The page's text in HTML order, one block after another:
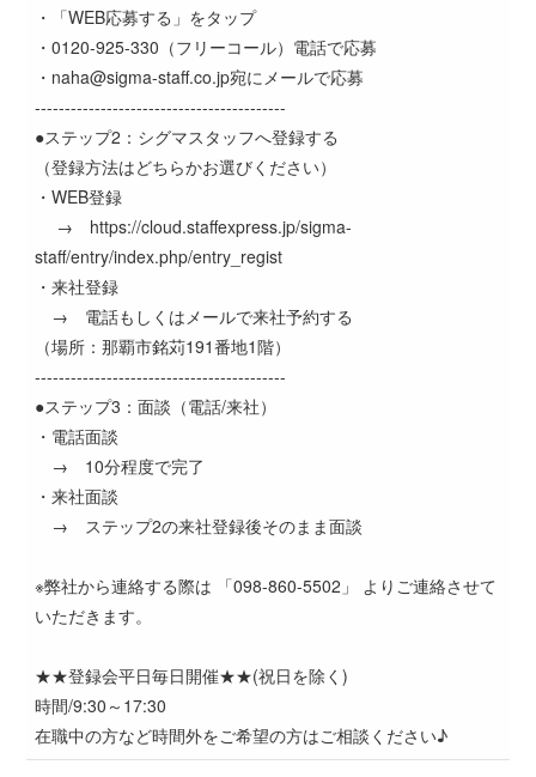
・「WEB応募する」をタップ
・0120-925-330（フリーコール）電話で応募
・naha@sigma-staff.co.jp宛にメールで応募
------------------------------------------
●ステップ2：シグマスタッフへ登録する
（登録方法はどちらかお選びください）
・WEB登録
→ https://cloud.staffexpress.jp/sigma-
staff/entry/index.php/entry_regist
・来社登録
→ 電話もしくはメールで来社予約する
（場所：那覇市銘苅191番地1階）
------------------------------------------
●ステップ3：面談（電話/来社）
・電話面談
→ 10分程度で完了
・来社面談
→ ステップ2の来社登録後そのまま面談
※弊社から連絡する際は 「098-860-5502」 よりご連絡させて
いただきます。
★★登録会平日毎日開催★★(祝日を除く)
時間/9:30～17:30
在職中の方など時間外をご希望の方はご相談ください♪